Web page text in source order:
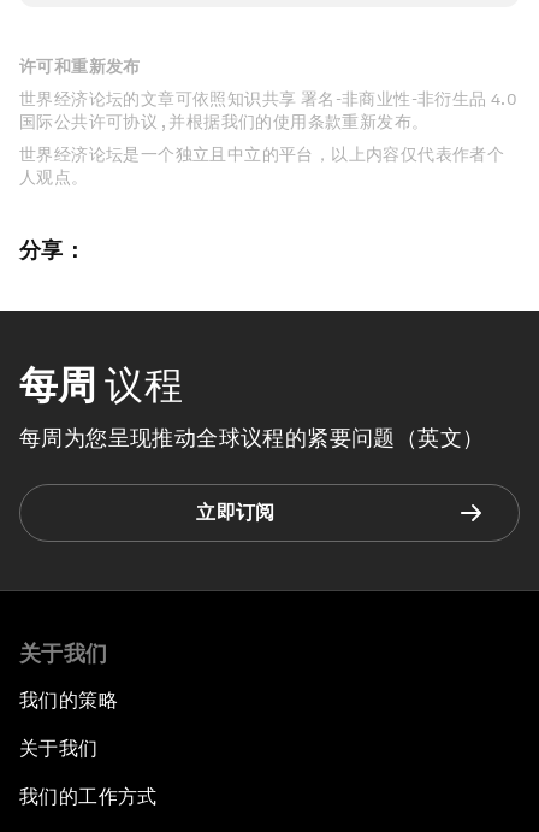
许可和重新发布
世界经济论坛的文章可依照知识共享 署名-非商业性-非衍生品 4.0
国际公共许可协议 , 并根据我们的使用条款重新发布。
世界经济论坛是一个独立且中立的平台，以上内容仅代表作者个
人观点。
分享：
每周 议程
每周为您呈现推动全球议程的紧要问题（英文）
立即订阅
关于我们
我们的策略
关于我们
我们的工作方式